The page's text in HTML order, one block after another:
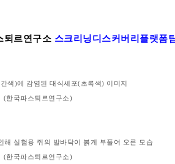
퇴르연구소 스크리닝디스커버리플랫폼
색)에 감염된 대식세포(초록색) 이미지
(한국파스퇴르연구소)
해 실험용 쥐의 발바닥이 붉게 부풀어 오른 모습
(한국파스퇴르연구소)